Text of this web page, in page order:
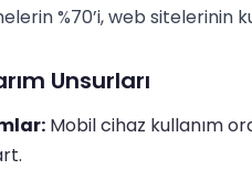
%70’i, web sitelerinin
Unsurları
Mobil cihaz kullanım